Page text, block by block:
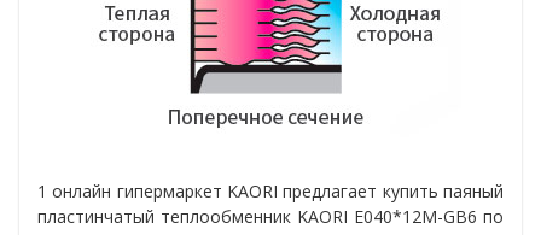
1 онлайн гипермаркет KAORI предлагает купить паяный
пластинчатый теплообменник KAORI Е040*12M-GB6 по